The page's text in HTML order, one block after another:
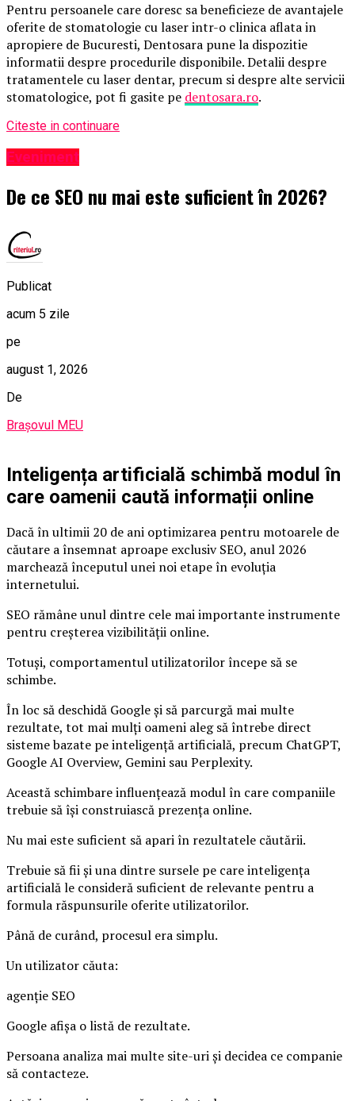
Pentru persoanele care doresc sa beneficieze de avantajele
oferite de stomatologie cu laser intr-o clinica aflata in
apropiere de Bucuresti, Dentosara pune la dispozitie
informatii despre procedurile disponibile. Detalii despre
tratamentele cu laser dentar, precum si despre alte servicii
stomatologice, pot fi gasite pe dentosara.ro.
Citeste in continuare
Eveniment
De ce SEO nu mai este suficient în 2026?
Publicat
acum 5 zile
pe
august 1, 2026
De
Brașovul MEU
Inteligența artificială schimbă modul în
care oamenii caută informații online
Dacă în ultimii 20 de ani optimizarea pentru motoarele de
căutare a însemnat aproape exclusiv SEO, anul 2026
marchează începutul unei noi etape în evoluția
internetului.
SEO rămâne unul dintre cele mai importante instrumente
pentru creșterea vizibilității online.
Totuși, comportamentul utilizatorilor începe să se
schimbe.
În loc să deschidă Google și să parcurgă mai multe
rezultate, tot mai mulți oameni aleg să întrebe direct
sisteme bazate pe inteligență artificială, precum ChatGPT,
Google AI Overview, Gemini sau Perplexity.
Această schimbare influențează modul în care companiile
trebuie să își construiască prezența online.
Nu mai este suficient să apari în rezultatele căutării.
Trebuie să fii și una dintre sursele pe care inteligența
artificială le consideră suficient de relevante pentru a
formula răspunsurile oferite utilizatorilor.
Până de curând, procesul era simplu.
Un utilizator căuta:
agenție SEO
Google afișa o listă de rezultate.
Persoana analiza mai multe site-uri și decidea ce companie
să contacteze.